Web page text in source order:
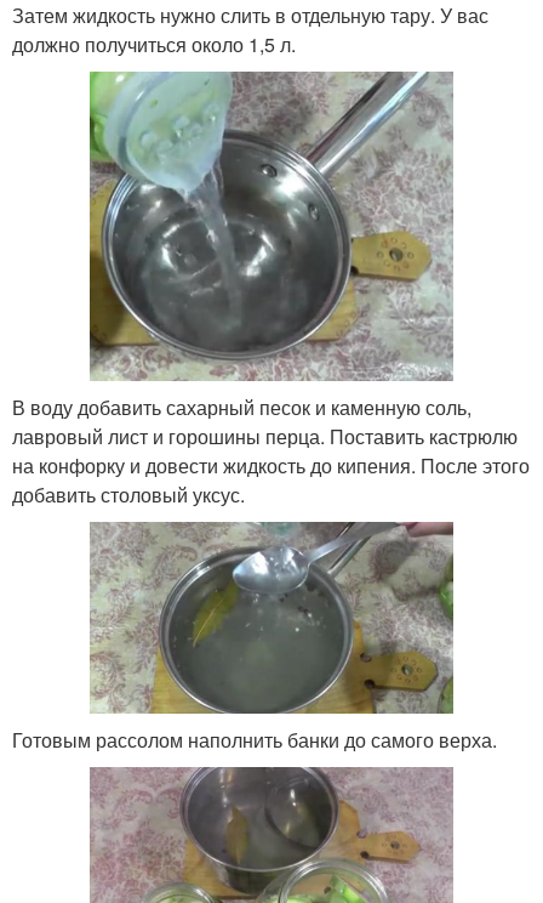
Затем жидкость нужно слить в отдельную тару. У вас
должно получиться около 1,5 л.
В воду добавить сахарный песок и каменную соль,
лавровый лист и горошины перца. Поставить кастрюлю
на конфорку и довести жидкость до кипения. После этого
добавить столовый уксус.
Готовым рассолом наполнить банки до самого верха.